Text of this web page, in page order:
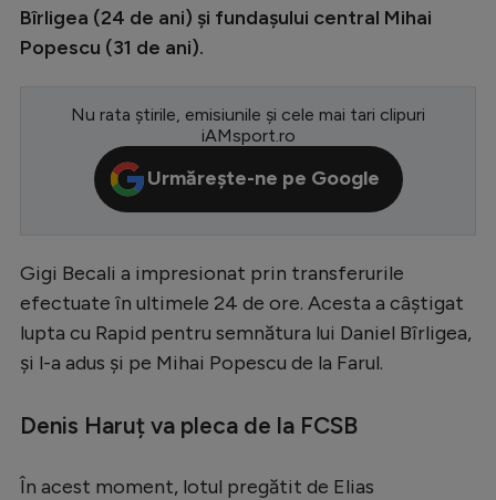
Champions League
Conference League
CM 2026
Premier League
Serie A
Bundesliga
Ligue 1
Starurile fotbalului
EURO 2024
Bîrligea (24 de ani) și fundașului central Mihai
Popescu (31 de ani).
Nu rata știrile, emisiunile și cele mai tari clipuri
iAMsport.ro
Urmărește-ne pe Google
Gigi Becali a impresionat prin transferurile
efectuate în ultimele 24 de ore. Acesta a câștigat
lupta cu Rapid pentru semnătura lui Daniel Bîrligea,
și l-a adus și pe Mihai Popescu de la Farul.
Denis Haruț va pleca de la FCSB
În acest moment, lotul pregătit de Elias